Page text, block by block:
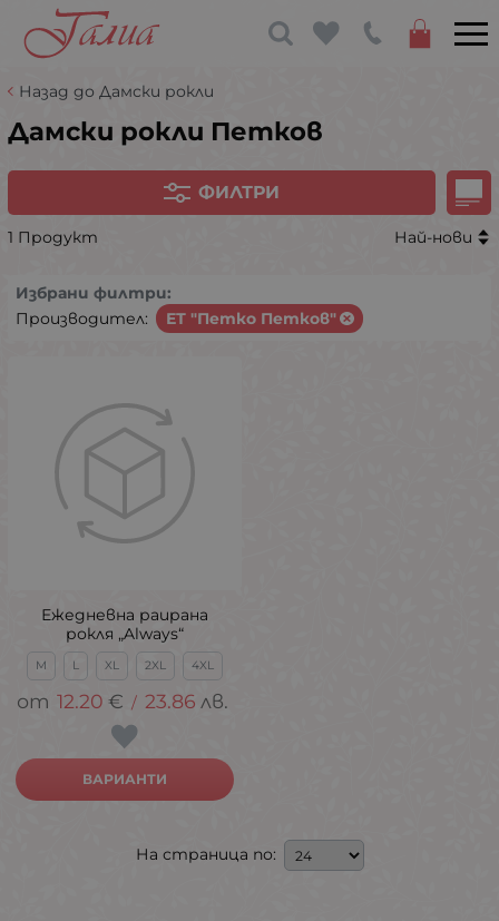
Назад до Дамски рокли
Дамски рокли Петков
ФИЛТРИ
1 Продукт Най-нови
Избрани филтри:
Производител:
ЕТ "Петко Петков"
Ежедневна раирана
рокля „Always“
M L XL 2XL 4XL
12.20 € / 23.86 лв.
ВАРИАНТИ
На страница по: